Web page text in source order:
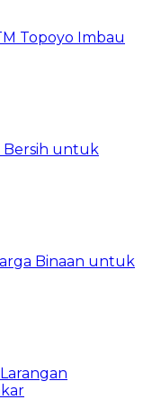
Topoyo Imbau
Bersih untuk
Binaan untuk